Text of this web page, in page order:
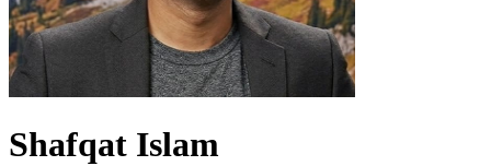
Shafqat Islam